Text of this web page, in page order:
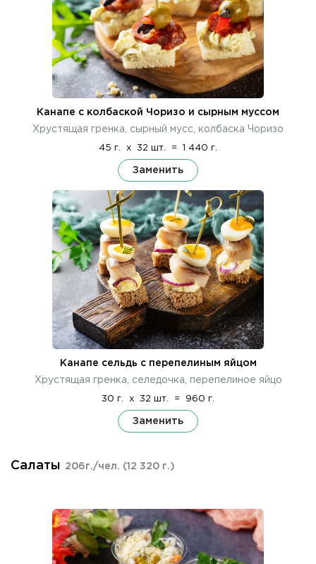
Канапе с колбаской Чоризо и сырным муссом
Хрустящая гренка, сырный мусс, колбаска Чоризо
45 г. x 32 шт. = 1 440 г.
Заменить
Канапе сельдь с перепелиным яйцом
Хрустящая гренка, селедочка, перепелиное яйцо
30 г. x 32 шт. = 960 г.
Заменить
Салаты 206г./чел. (12 320 г.)